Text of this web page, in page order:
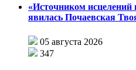
«Источником исцелений
явилась Почаевская
05 августа 2026
347